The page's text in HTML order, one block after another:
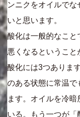
ンニクをオイルで
いと思います。
酸化は一般的なこと
悪くなるということ
酸化には3つありま
のある状態に常温で
ます。オイルを冷
いる。もう一つが